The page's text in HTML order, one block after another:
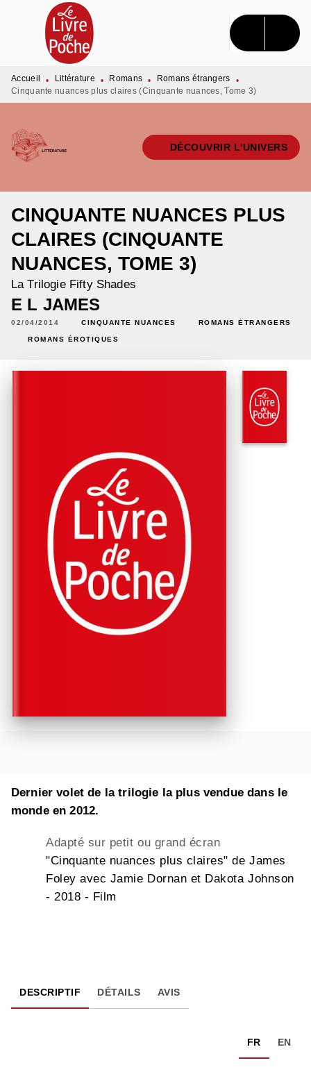
MENU RECHERCHE CONTENU
PIED DE PAGE
Accueil • Littérature • Romans • Romans étrangers
•
Cinquante nuances plus claires (Cinquante nuances, Tome 3)
DÉCOUVRIR L'UNIVERS
CINQUANTE NUANCES PLUS
CLAIRES (CINQUANTE
NUANCES, TOME 3)
La Trilogie Fifty Shades
E L JAMES
02/04/2014 CINQUANTE NUANCES ROMANS ÉTRANGERS
ROMANS ÉROTIQUES
Dernier volet de la trilogie la plus vendue dans le
monde en 2012.
Adapté sur petit ou grand écran
"Cinquante nuances plus claires" de James
Foley avec Jamie Dornan et Dakota Johnson
- 2018 - Film
DESCRIPTIF DÉTAILS AVIS
FR EN